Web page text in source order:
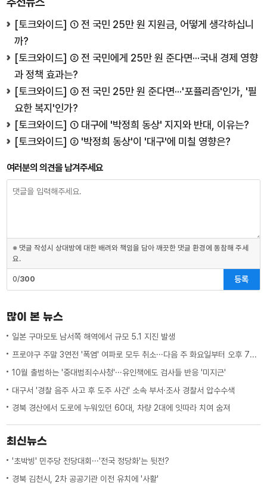
[토크와이드] ① 전 국민 25만 원 지원금, 어떻게 생각하십니
까?
[토크와이드] ② 전 국민에게 25만 원 준다면···국내 경제 영향
과 정책 효과는?
[토크와이드] ③ 전 국민 25만 원 준다면···'포퓰리즘'인가, '필
요한 복지'인가?
[토크와이드] ① 대구에 '박정희 동상' 지지와 반대, 이유는?
[토크와이드] ② '박정희 동상'이 '대구'에 미칠 영향은?
여러분의 의견을 남겨주세요
※ 댓글 작성시 상대방에 대한 배려와 책임을 담아 깨끗한 댓글 환경에 동참해 주세
요.
0/300 등록
많이 본 뉴스
일본 구마모토 남서쪽 해역에서 규모 5.1 지진 발생
프로야구 주말 3연전 '폭염' 여파로 모두 취소···다음 주 화요일부터 오후 7시 시작
10월 출범하는 '중대범죄수사청'···유인책에도 검사들 반응 '미지근'
대구서 '경찰 음주 사고 후 도주 사건' 소속 부서·조사 경찰서 압수수색
경북 경산에서 도로에 누워있던 60대, 차량 2대에 잇따라 치여 숨져
최신뉴스
'초박빙' 민주당 전당대회···'전국 정당화'는 뒷전?
경북 김천시, 2차 공공기관 이전 유치에 '사활'